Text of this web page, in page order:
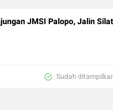
JMSI Palopo, Jalin
Sudah